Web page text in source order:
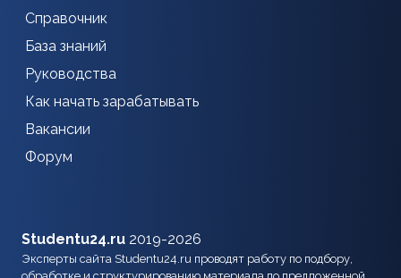
Справочник
База знаний
Руководства
Как начать зарабатывать
Вакансии
Форум
Studentu24.ru 2019-2026
Эксперты сайта Studentu24.ru проводят работу по подбору,